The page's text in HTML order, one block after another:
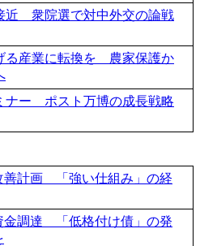
近 衆院選で対中外交の論戦
る産業に転換を 農家保護か
ナー ポスト万博の成長戦略
善計画 「強い仕組み」の経
金調達 「低格付け債」の発